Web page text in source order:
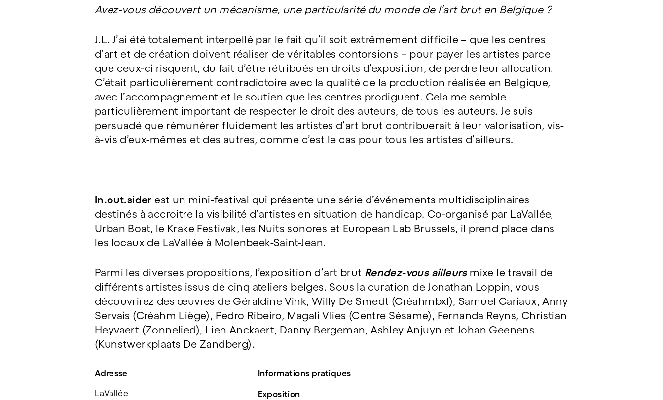
Avez-vous découvert un mécanisme, une particularité du monde de l’art brut en Belgique ?
J.L. J’ai été totalement interpellé par le fait qu’il soit extrêmement difficile – que les centres
d’art et de création doivent réaliser de véritables contorsions – pour payer les artistes parce
que ceux-ci risquent, du fait d’être rétribués en droits d’exposition, de perdre leur allocation.
C’était particulièrement contradictoire avec la qualité de la production réalisée en Belgique,
avec l’accompagnement et le soutien que les centres prodiguent. Cela me semble
particulièrement important de respecter le droit des auteurs, de tous les auteurs. Je suis
persuadé que rémunérer fluidement les artistes d’art brut contribuerait à leur valorisation, vis-
à-vis d’eux-mêmes et des autres, comme c’est le cas pour tous les artistes d’ailleurs.
In.out.sider est un mini-festival qui présente une série d’événements multidisciplinaires
destinés à accroitre la visibilité d’artistes en situation de handicap. Co-organisé par LaVallée,
Urban Boat, le Krake Festivak, les Nuits sonores et European Lab Brussels, il prend place dans
les locaux de LaVallée à Molenbeek-Saint-Jean.
Parmi les diverses propositions, l’exposition d’art brut Rendez-vous ailleursmixe le travail de
différents artistes issus de cinq ateliers belges. Sous la curation de Jonathan Loppin, vous
découvrirez des œuvres de Géraldine Vink, Willy De Smedt (Créahmbxl), Samuel Cariaux, Anny
Servais (Créahm Liège), Pedro Ribeiro, Magali Vlies (Centre Sésame), Fernanda Reyns, Christian
Heyvaert (Zonnelied), Lien Anckaert, Danny Bergeman, Ashley Anjuyn et Johan Geenens
(Kunstwerkplaats De Zandberg).
Adresse
LaVallée
Informations pratiques
Exposition